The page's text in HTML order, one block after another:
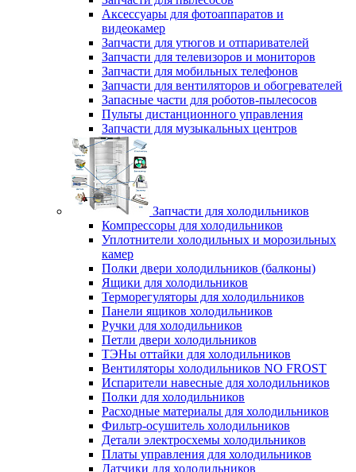
Аксессуары для фотоаппаратов и
видеокамер
Запчасти для утюгов и отпаривателей
Запчасти для телевизоров и мониторов
Запчасти для мобильных телефонов
Запчасти для вентиляторов и обогревателей
Запасные части для роботов-пылесосов
Пульты дистанционного управления
Запчасти для музыкальных центров
Запчасти для холодильников
Компрессоры для холодильников
Уплотнители холодильных и морозильных
камер
Полки двери холодильников (балконы)
Ящики для холодильников
Терморегуляторы для холодильников
Панели ящиков холодильников
Ручки для холодильников
Петли двери холодильников
ТЭНы оттайки для холодильников
Вентиляторы холодильников NO FROST
Испарители навесные для холодильников
Полки для холодильников
Расходные материалы для холодильников
Фильтр-осушитель холодильников
Детали электросхемы холодильников
Платы управления для холодильников
Датчики для холодильников